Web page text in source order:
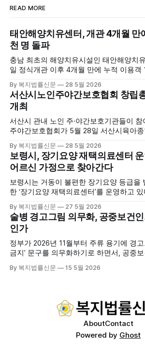
READ MORE
태안해양치유센터, 개관 4개월 만
천 명 돌파
충남 최초의 해양치유시설인 태안해양치
일 정식개관 이후 4개월 만에 누적 이용객
양자원을 활용한 맞춤형 프로그램과 차별
를 선보이며 관광객과 군민의 발길을 끌고 있다. 센
하수, 피트 등 태안의 청정 해양자원을 활
복을 돕는 다양한 프로그램을 운영하고
By 복지법률신문 28 5월 2026
서산시노인주야간보호협회 창립
개최
서산시 관내 노인 주·야간보호기관들이
주야간보호협회가 5월 28일 서산시육아
행사에는 서산시 관내 주·야간보호기관 관
기관 내빈 등 약 100여명이 참석했으며,
산시노인복지시설협회, 서산시재가복지협
사협회 등 지역 노인복지 관련 기관 관계
출범을 축하했다. 서산시노인주야
By 복지법률신문 28 5월 2026
보령시, 장기요양 재택의료센터
어르신 가정으로 찾아간다
보령시는 거동이 불편한 장기요양 등급을
한 ‘장기요양 재택의료센터’를 운영하고
고 본격적인 서비스 제공에 나서고 있다. 재택의료센터
는 (한)의사가 거동 불편으로 의료기관 이
한 장기요양 등급자를 대상으로, (한)의사·
로 구성된 다학제 팀이 직접 가정을 방문
를 제공하는
By 복지법률신문 27 5월 2026
술병 경고그림 의무화, 공중보건
인가
정부가 2026년 11월부터 주류 용기에 경고
금지’ 문구를 의무화하기로 하면서, 공중
도는 국제 통상 규범, 영세업체 부담, 소비
By 복지법률신문 15 5월 2026
AboutContact
Powered by Ghost